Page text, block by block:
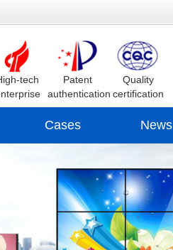
tech
Patent
authentication
Quality
certification
Cases News